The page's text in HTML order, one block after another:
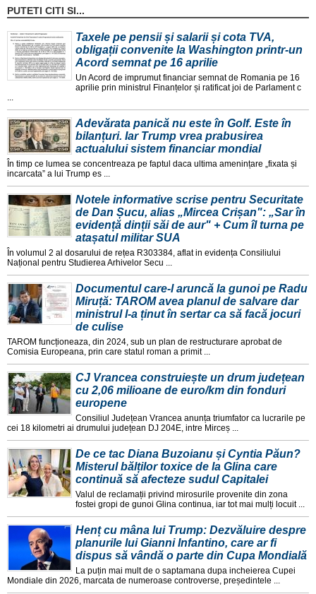
PUTETI CITI SI...
Taxele pe pensii și salarii și cota TVA,
obligații convenite la Washington printr-un
Acord semnat pe 16 aprilie
Un Acord de imprumut financiar semnat de Romania pe 16
aprilie prin ministrul Finanțelor și ratificat joi de Parlament c
...
Adevărata panică nu este în Golf. Este în
bilanțuri. Iar Trump vrea prabusirea
actualului sistem financiar mondial
În timp ce lumea se concentreaza pe faptul daca ultima amenințare „fixata și
incarcata” a lui Trump es ...
Notele informative scrise pentru Securitate
de Dan Șucu, alias „Mircea Crișan": „Sar în
evidență dinții săi de aur" + Cum îl turna pe
atașatul militar SUA
În volumul 2 al dosarului de rețea R303384, aflat in evidența Consiliului
Național pentru Studierea Arhivelor Secu ...
Documentul care-l aruncă la gunoi pe Radu
Miruță: TAROM avea planul de salvare dar
ministrul l-a ținut în sertar ca să facă jocuri
de culise
TAROM funcționeaza, din 2024, sub un plan de restructurare aprobat de
Comisia Europeana, prin care statul roman a primit ...
CJ Vrancea construiește un drum județean
cu 2,06 milioane de euro/km din fonduri
europene
Consiliul Județean Vrancea anunța triumfator ca lucrarile pe
cei 18 kilometri ai drumului județean DJ 204E, intre Mirceș ...
De ce tac Diana Buzoianu și Cyntia Păun?
Misterul bălților toxice de la Glina care
continuă să afecteze sudul Capitalei
Valul de reclamații privind mirosurile provenite din zona
fostei gropi de gunoi Glina continua, iar tot mai mulți locuit ...
Henț cu mâna lui Trump: Dezvăluire despre
planurile lui Gianni Infantino, care ar fi
dispus să vândă o parte din Cupa Mondială
La puțin mai mult de o saptamana dupa incheierea Cupei
Mondiale din 2026, marcata de numeroase controverse, președintele ...